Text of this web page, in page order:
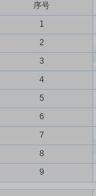
序号
1
2
3
4
5
6
7
8
9